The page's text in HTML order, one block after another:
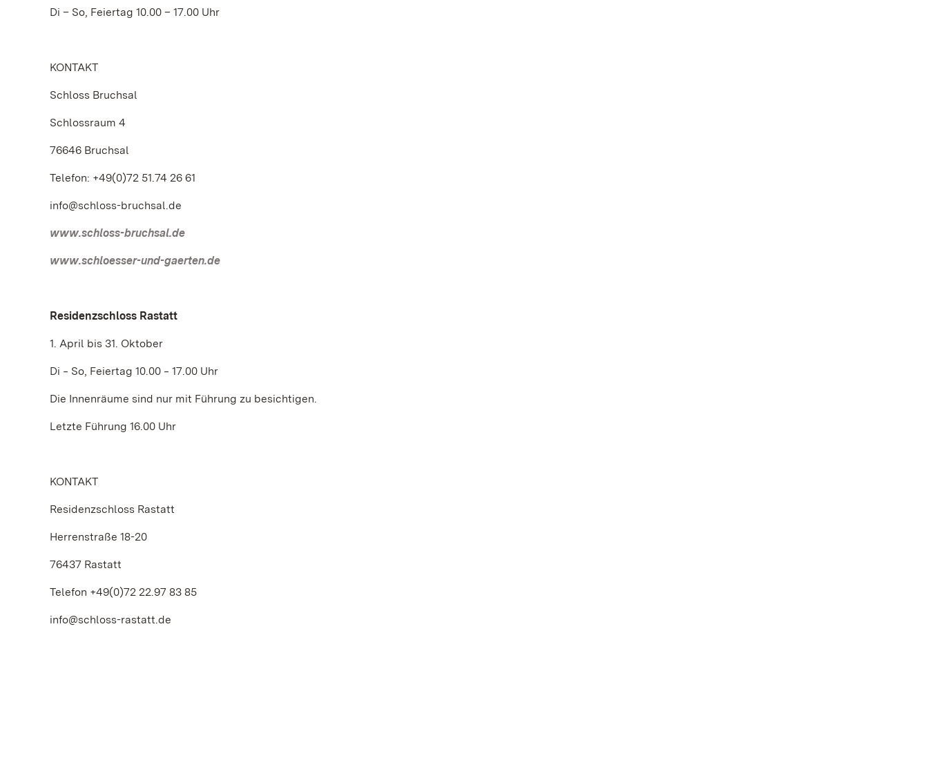
Di – So, Feiertag 10.00 – 17.00 Uhr
KONTAKT
Schloss Bruchsal
Schlossraum 4
76646 Bruchsal
Telefon: +49(0)72 51.74 26 61
info@schloss-bruchsal.de
www.schloss-bruchsal.de
www.schloesser-und-gaerten.de
Residenzschloss Rastatt
1. April bis 31. Oktober
Di ‒ So, Feiertag 10.00 ‒ 17.00 Uhr
Die Innenräume sind nur mit Führung zu besichtigen.
Letzte Führung 16.00 Uhr
KONTAKT
Residenzschloss Rastatt
Herrenstraße 18-20
76437 Rastatt
Telefon +49(0)72 22.97 83 85
info@schloss-rastatt.de